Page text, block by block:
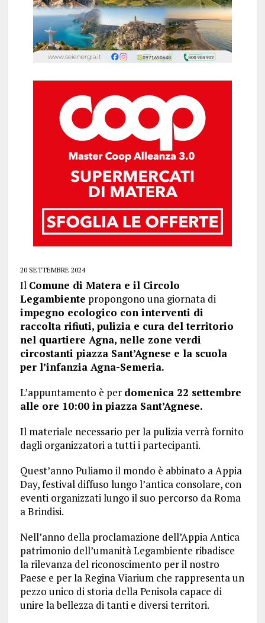
20 SETTEMBRE 2024
Il Comune di Matera e il Circolo
Legambiente propongono una giornata di
impegno ecologico con interventi di
raccolta rifiuti, pulizia e cura del territorio
nel quartiere Agna, nelle zone verdi
circostanti piazza Sant’Agnese e la scuola
per l’infanzia Agna-Semeria.
L’appuntamento è per domenica 22 settembre
alle ore 10:00 in piazza Sant’Agnese.
Il materiale necessario per la pulizia verrà fornito
dagli organizzatori a tutti i partecipanti.
Quest’anno Puliamo il mondo è abbinato a Appia
Day, festival diffuso lungo l’antica consolare, con
eventi organizzati lungo il suo percorso da Roma
a Brindisi.
Nell’anno della proclamazione dell’Appia Antica
patrimonio dell’umanità Legambiente ribadisce
la rilevanza del riconoscimento per il nostro
Paese e per la Regina Viarium che rappresenta un
pezzo unico di storia della Penisola capace di
unire la bellezza di tanti e diversi territori.